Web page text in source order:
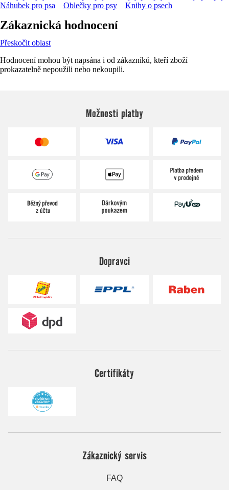
Náhubek pro psa
Oblečky pro psy Knihy o psech
Zákaznická hodnocení
Přeskočit oblast
Hodnocení mohou být napsána i od zákazníků, kteří zboží
prokazatelně nepoužili nebo nekoupili.
Možnosti platby
Dopravci
Certifikáty
Zákaznický servis
FAQ